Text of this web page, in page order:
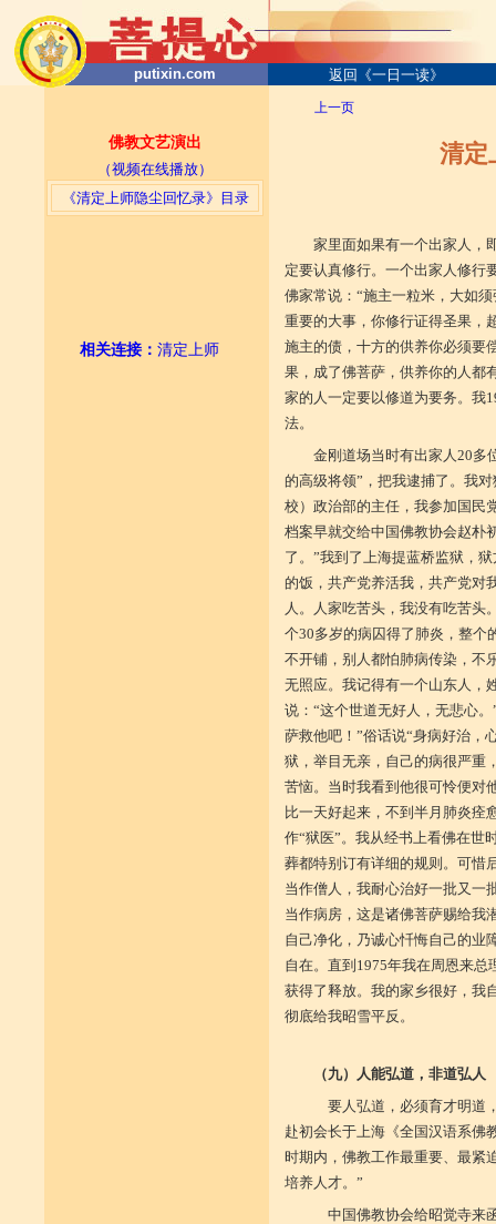
putixin.com 返回《一日一读》
《清定上师隐尘回忆录》目录
佛教文艺演出
（视频在线播放）
相关连接 ： 清定上师
上一页
清定
家里面如果有一个出家人，
定要认真修行。一个出家人修行
佛家常说：“施主一粒米，大如
重要的大事，你修行证得圣果，
施主的债，十方的供养你必须要
果，成了佛菩萨，供养你的人都
家的人一定要以修道为要务。我
法。
金刚道场当时有出家人20多
的高级将领”，把我逮捕了。我
校）政治部的主任，我参加国民
档案早就交给中国佛教协会赵朴
了。”我到了上海提蓝桥监狱，
的饭，共产党养活我，共产党对
人。人家吃苦头，我没有吃苦头
个30多岁的病囚得了肺炎，整个
不开铺，别人都怕肺病传染，不
无照应。我记得有一个山东人，
说：“这个世道无好人，无悲心
萨救他吧！”俗话说“身病好治，
狱，举目无亲，自己的病很严重
苦恼。当时我看到他很可怜便对
比一天好起来，不到半月肺炎痊
作“狱医”。我从经书上看佛在世
葬都特别订有详细的规则。可惜
当作僧人，我耐心治好一批又一
当作病房，这是诸佛菩萨赐给我
自己净化，乃诚心忏悔自己的业
自在。直到1975年我在周恩来
获得了释放。我的家乡很好，我
彻底给我昭雪平反。
（九）人能弘道，非道弘人
要人弘道，必须育才明道
赴初会长于上海《全国汉语系佛
时期内，佛教工作最重要、最紧
培养人才。”
中国佛教协会给昭觉寺来